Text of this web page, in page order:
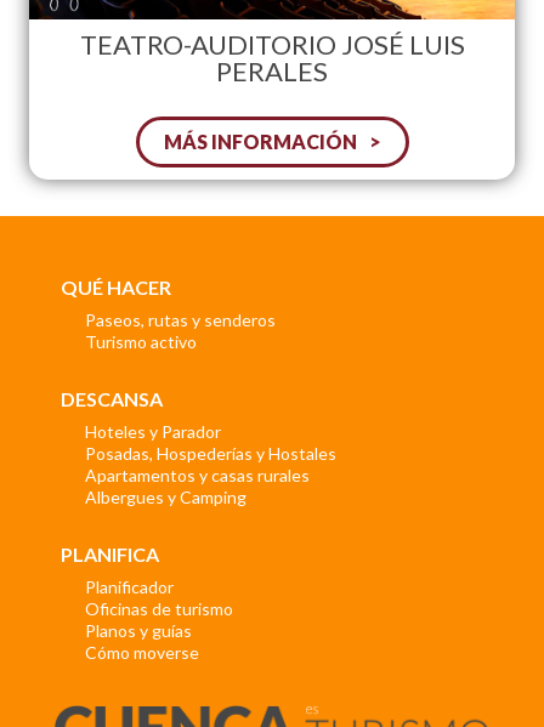
TEATRO-AUDITORIO JOSÉ LUIS
PERALES
MÁS INFORMACIÓN
QUÉ HACER
Paseos, rutas y senderos
Turismo activo
DESCANSA
Hoteles y Parador
Posadas, Hospederías y Hostales
Apartamentos y casas rurales
Albergues y Camping
PLANIFICA
Planificador
Oficinas de turismo
Planos y guías
Cómo moverse